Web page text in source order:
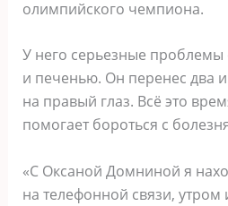
олимпийского чемпиона.
У него серьезные проблемы
и печенью. Он перенес два
на правый глаз. Всё это
помогает бороться с
«С Оксаной Домниной я
на телефонной связи, утром